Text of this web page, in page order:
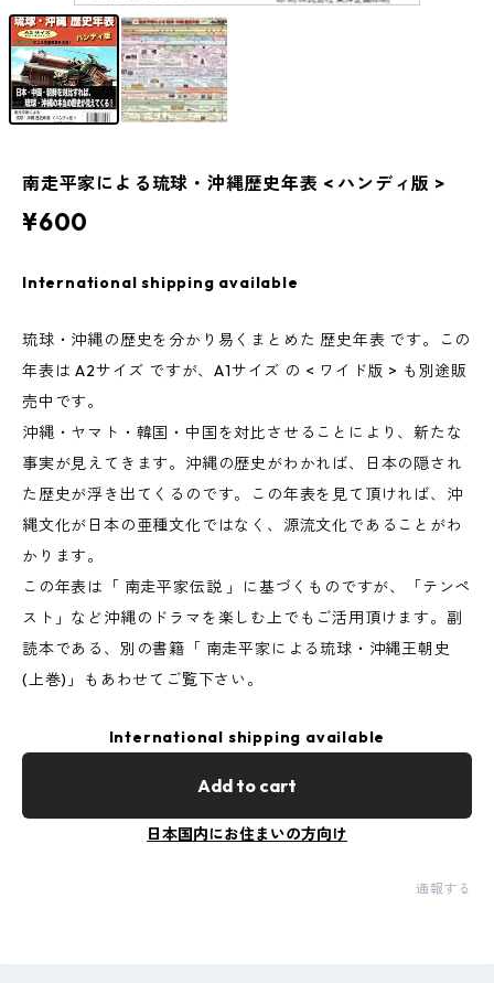
南走平家による琉球・沖縄歴史年表 < ハンディ版 >
¥600
International shipping available
琉球・沖縄の歴史を分かり易くまとめた 歴史年表 です。この
年表は A2サイズ ですが、A1サイズ の < ワイド版 > も別途販
売中です。
沖縄・ヤマト・韓国・中国を対比させることにより、新たな
事実が見えてきます。沖縄の歴史がわかれば、日本の隠され
た歴史が浮き出てくるのです。この年表を見て頂ければ、沖
縄文化が日本の亜種文化ではなく、源流文化であることがわ
かります。
この年表は「 南走平家伝説 」に基づくものですが、「テンペ
スト」など沖縄のドラマを楽しむ上でもご活用頂けます。副
読本である、別の書籍「 南走平家による琉球・沖縄王朝史
(上巻)」もあわせてご覧下さい。
International shipping available
Add to cart
日本国内にお住まいの方向け
通報する